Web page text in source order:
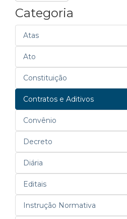
Categoria
Atas
Ato
Constituição
Contratos e Aditivos
Convênio
Decreto
Diária
Editais
Instrução Normativa